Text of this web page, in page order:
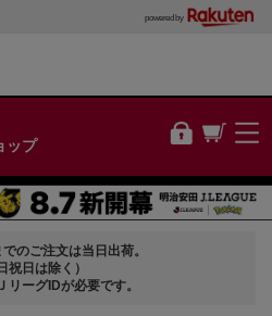
powered by
ップ
のご注文は当日出荷。
祝日は除く）
リーグIDが必要です。